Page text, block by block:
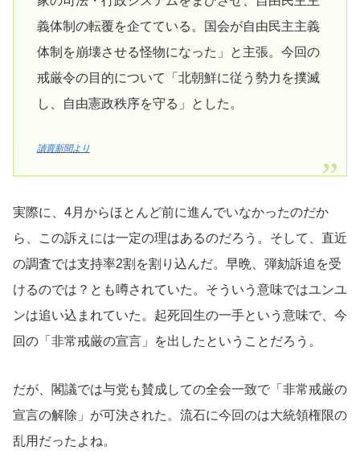
義体制の転覆を企てている。国会が自由民主主義
体制を崩壊させる怪物になった」と主張。今回の
戒厳令の目的について「北朝鮮に従う勢力を撲滅
し、自由憲政秩序を守る」とした。
讀賣新聞より
実際に、4月からほとんど前に進んでいなかったのだか
ら、この訴えには一定の理はあるのだろう。そして、直近
の調査では支持率2割を割り込んだ。早晩、弾劾訴追を受
けるのでは？とも噂されていた。そういう意味ではユンユ
ンは追い込まれていた。起死回生の一手という意味で、今
回の「非常戒厳の宣言」を出したということだろう。
だが、閣議では与党も賛成しての全会一致で「非常戒厳の
宣言の解除」が可決された。流石に今回のは大統領権限の
乱用だったよね。